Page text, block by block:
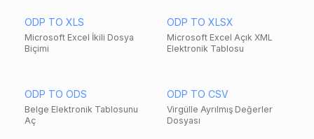
ODP TO XLS
Microsoft Excel İkili Dosya
Biçimi
ODP TO XLSX
Microsoft Excel Açık XML
Elektronik Tablosu
ODP TO ODS
Belge Elektronik Tablosunu
Aç
ODP TO CSV
Virgülle Ayrılmış Değerler
Dosyası